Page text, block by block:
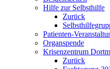
Hilfe zur Selbsthilfe
Zurück
Patienten-
Organspende
Krisenzentrum
Zurück